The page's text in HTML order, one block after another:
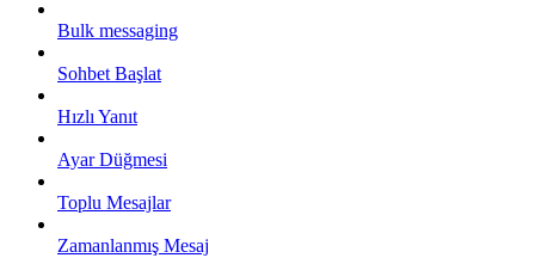
Bulk messaging
Sohbet Başlat
Hızlı Yanıt
Ayar Düğmesi
Toplu Mesajlar
Zamanlanmış Mesaj